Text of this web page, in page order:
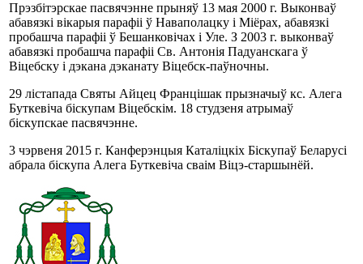
Прэзбітэрскае пасвячэнне прыняў 13 мая 2000 г. Выконваў
абавязкі вікарыя парафіі ў Наваполацку і Міёрах, абавязкі
пробашча парафіі ў Бешанковічах і Уле. З 2003 г. выконваў
абавязкі пробашча парафіі Св. Антонія Падуанскага ў
Віцебску і дэкана дэканату Віцебск-паўночны.
29 лістапада Святы Айцец Францішак прызначыў кс. Алега
Буткевіча біскупам Віцебскім. 18 студзеня атрымаў
біскупскае пасвячэнне.
3 чэрвеня 2015 г. Канферэнцыя Каталіцкіх Біскупаў Беларусі
абрала біскупа Алега Буткевіча сваім Віцэ-старшынёй.